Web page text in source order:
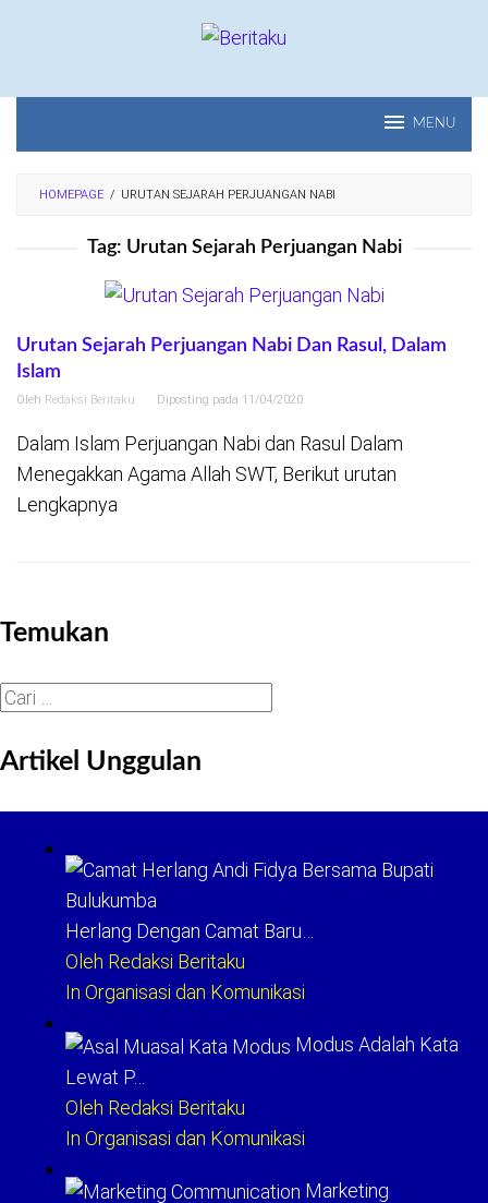
MENU
HOMEPAGE / URUTAN SEJARAH PERJUANGAN NABI
Tag: Urutan Sejarah Perjuangan Nabi
Urutan Sejarah Perjuangan Nabi Dan Rasul, Dalam
Islam
Oleh Redaksi Beritaku Diposting pada 11/04/2020
Dalam Islam Perjuangan Nabi dan Rasul Dalam
Menegakkan Agama Allah SWT, Berikut urutan
Lengkapnya
Temukan
Cari
Artikel Unggulan
Herlang Dengan Camat Baru…
Oleh Redaksi Beritaku
In Organisasi dan Komunikasi
Modus Adalah Kata
Lewat P…
Oleh Redaksi Beritaku
In Organisasi dan Komunikasi
Marketing